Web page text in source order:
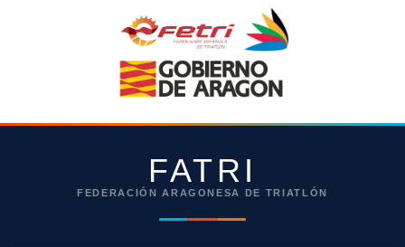
FATRI
FEDERACIÓN ARAGONESA DE TRIATLÓN